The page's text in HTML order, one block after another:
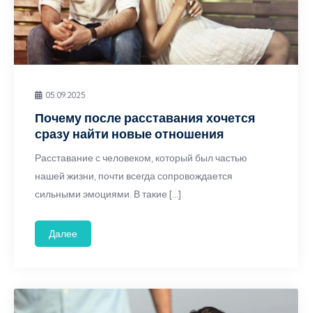
05.09.2025
Почему после расставания хочется
сразу найти новые отношения
Расставание с человеком, который был частью
нашей жизни, почти всегда сопровождается
сильными эмоциями. В такие […]
Далее